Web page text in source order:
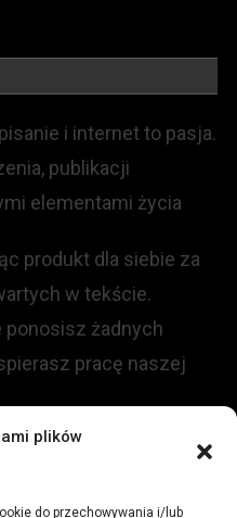
plików
do przechowywania i/lub
i internet to pasja.
publikacji
elementami życia
produkt dla siebie za
w tekście.
ponosisz żadnych
pracę naszej